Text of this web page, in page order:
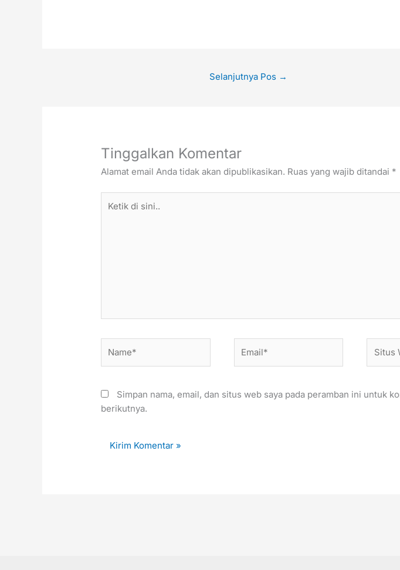
Selanjutnya Pos →
Tinggalkan Komentar
Alamat email Anda tidak akan dipublikasikan. Ruas yang wajib ditandai *
Web
Simpan nama, email, dan situs web saya pada peramban ini untuk
berikutnya.